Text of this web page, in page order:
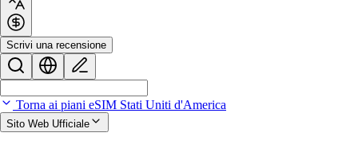
Scrivi una recensione
Torna ai piani eSIM Stati Uniti d'America
Sito Web Ufficiale